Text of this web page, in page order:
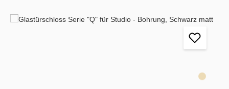
Bildergalerie überspringen